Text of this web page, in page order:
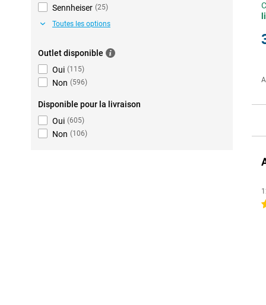
Sennheiser (25)
Toutes les options
Outlet disponible
Oui (115)
Non (596)
Disponible pour la livraison
Oui (605)
Non (106)